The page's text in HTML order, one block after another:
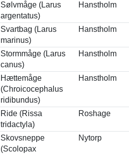
Sølvmåge (Larus
argentatus)
Hanstholm
Svartbag (Larus
marinus)
Hanstholm
Stormmåge (Larus
canus)
Hanstholm
Hættemåge
(Chroicocephalus
ridibundus)
Hanstholm
Ride (Rissa
tridactyla)
Roshage
Skovsneppe
(Scolopax
Nytorp